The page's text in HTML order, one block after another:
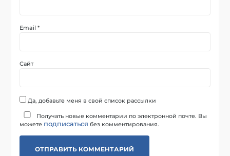
Email*
Сайт
Да, добавьте меня в свой список рассылки
Получать новые комментарии по электронной почте. Вы
можете подписаться без комментирования.